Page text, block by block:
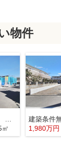
物件
1,980万円